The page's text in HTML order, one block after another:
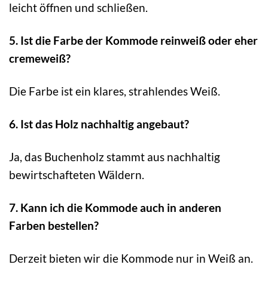
leicht öffnen und schließen.
5. Ist die Farbe der Kommode reinweiß oder eher
cremeweiß?
Die Farbe ist ein klares, strahlendes Weiß.
6. Ist das Holz nachhaltig angebaut?
Ja, das Buchenholz stammt aus nachhaltig
bewirtschafteten Wäldern.
7. Kann ich die Kommode auch in anderen
Farben bestellen?
Derzeit bieten wir die Kommode nur in Weiß an.